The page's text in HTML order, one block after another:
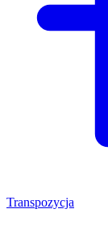
Transpozycja